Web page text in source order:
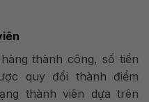
thành công, số tiền
quy đổi thành điểm
thành viên dựa trên